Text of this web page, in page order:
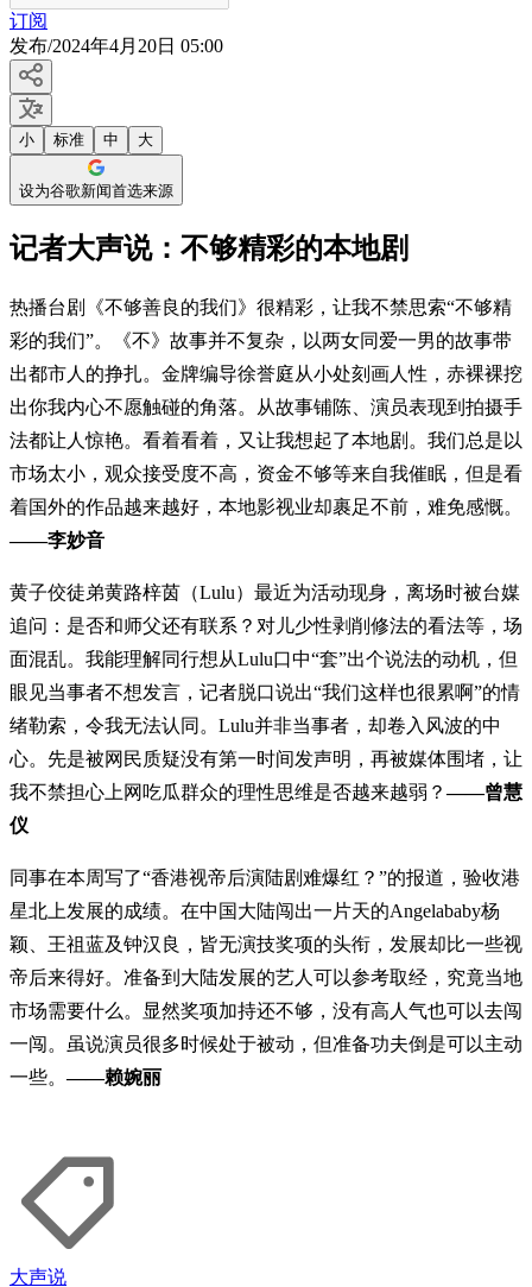
订阅
发布/2024年4月20日 05:00
小 标准 中 大
设为谷歌新闻首选来源
记者大声说：不够精彩的本地剧
热播台剧《不够善良的我们》很精彩，让我不禁思索“不够精
彩的我们”。《不》故事并不复杂，以两女同爱一男的故事带
出都市人的挣扎。金牌编导徐誉庭从小处刻画人性，赤裸裸挖
出你我内心不愿触碰的角落。从故事铺陈、演员表现到拍摄手
法都让人惊艳。看着看着，又让我想起了本地剧。我们总是以
市场太小，观众接受度不高，资金不够等来自我催眠，但是看
着国外的作品越来越好，本地影视业却裹足不前，难免感慨。
——李妙音
黄子佼徒弟黄路梓茵（Lulu）最近为活动现身，离场时被台媒
追问：是否和师父还有联系？对儿少性剥削修法的看法等，场
面混乱。我能理解同行想从Lulu口中“套”出个说法的动机，但
眼见当事者不想发言，记者脱口说出“我们这样也很累啊”的情
绪勒索，令我无法认同。Lulu并非当事者，却卷入风波的中
心。先是被网民质疑没有第一时间发声明，再被媒体围堵，让
我不禁担心上网吃瓜群众的理性思维是否越来越弱？——曾慧
仪
同事在本周写了“香港视帝后演陆剧难爆红？”的报道，验收港
星北上发展的成绩。在中国大陆闯出一片天的Angelababy杨
颖、王祖蓝及钟汉良，皆无演技奖项的头衔，发展却比一些视
帝后来得好。准备到大陆发展的艺人可以参考取经，究竟当地
市场需要什么。显然奖项加持还不够，没有高人气也可以去闯
一闯。虽说演员很多时候处于被动，但准备功夫倒是可以主动
一些。——赖婉丽
大声说